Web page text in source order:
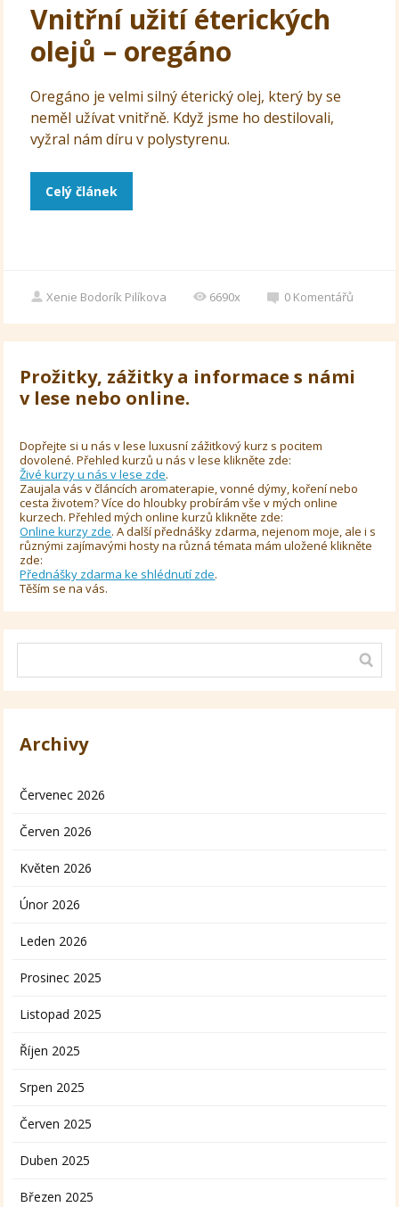
Vnitřní užití éterických
olejů – oregáno
Oregáno je velmi silný éterický olej, který by se
neměl užívat vnitřně. Když jsme ho destilovali,
vyžral nám díru v polystyrenu.
Celý článek
Xenie Bodorík Pilíkova 6690x 0 Komentářů
Prožitky, zážitky a informace s námi
v lese nebo online.
Dopřejte si u nás v lese luxusní zážitkový kurz s pocitem
dovolené. Přehled kurzů u nás v lese klikněte zde:
Živé kurzy u nás v lese zde.
Zaujala vás v článcích aromaterapie, vonné dýmy, koření nebo
cesta životem? Více do hloubky probírám vše v mých online
kurzech. Přehled mých online kurzů klikněte zde:
Online kurzy zde. A další přednášky zdarma, nejenom moje, ale i s
různými zajímavými hosty na různá témata mám uložené klikněte
zde:
Přednášky zdarma ke shlédnutí zde.
Těším se na vás.
Archivy
Červenec 2026
Červen 2026
Květen 2026
Únor 2026
Leden 2026
Prosinec 2025
Listopad 2025
Říjen 2025
Srpen 2025
Červen 2025
Duben 2025
Březen 2025